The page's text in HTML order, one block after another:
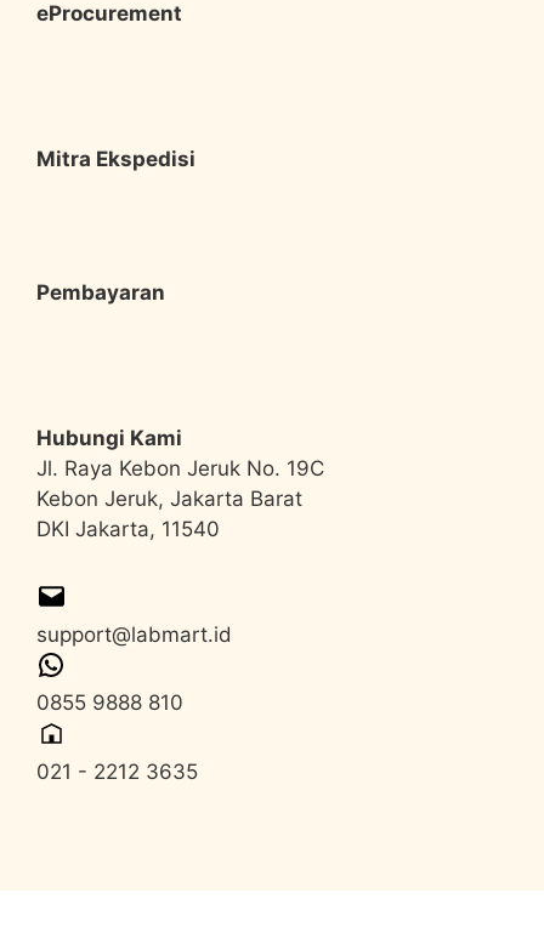
eProcurement
Mitra Ekspedisi
Pembayaran
Hubungi Kami
Jl. Raya Kebon Jeruk No. 19C
Kebon Jeruk, Jakarta Barat
DKI Jakarta, 11540
support@labmart.id
0855 9888 810
021 - 2212 3635